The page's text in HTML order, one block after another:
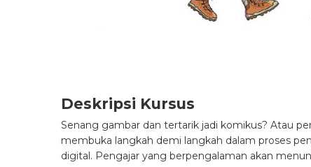
Deskripsi Kursus
Senang gambar dan tertarik jadi komikus? Atau
membuka langkah demi langkah dalam proses
digital. Pengajar yang berpengalaman akan